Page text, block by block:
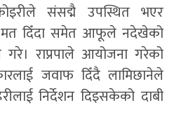
संसद्मै उपस्थित भएर
मत दिँदा समेत आफूले नदेखेको
गरे। राप्रपाले आयोजना गरेको
जवाफ दिँदै लामिछानेले
निर्देशन दिइसकेको दाबी